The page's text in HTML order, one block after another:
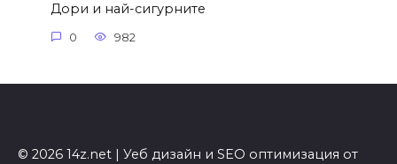
Дори и най-сигурните
0 982
© 2026 14z.net | Уеб дизайн и SEO оптимизация от